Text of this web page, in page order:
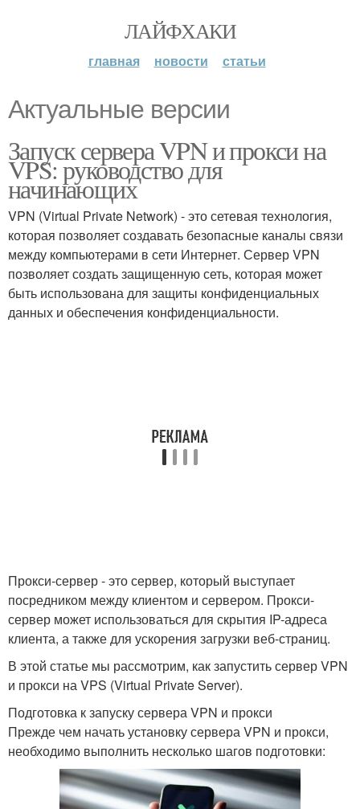
ЛАЙФХАКИ
главная новости статьи
Актуальные версии
Запуск сервера VPN и прокси на
VPS: руководство для
начинающих
VPN (Virtual Private Network) - это сетевая технология,
которая позволяет создавать безопасные каналы связи
между компьютерами в сети Интернет. Сервер VPN
позволяет создать защищенную сеть, которая может
быть использована для защиты конфиденциальных
данных и обеспечения конфиденциальности.
Прокси-сервер - это сервер, который выступает
посредником между клиентом и сервером. Прокси-
сервер может использоваться для скрытия IP-адреса
клиента, а также для ускорения загрузки веб-страниц.
В этой статье мы рассмотрим, как запустить сервер VPN
и прокси на VPS (Virtual Private Server).
Подготовка к запуску сервера VPN и прокси
Прежде чем начать установку сервера VPN и прокси,
необходимо выполнить несколько шагов подготовки: